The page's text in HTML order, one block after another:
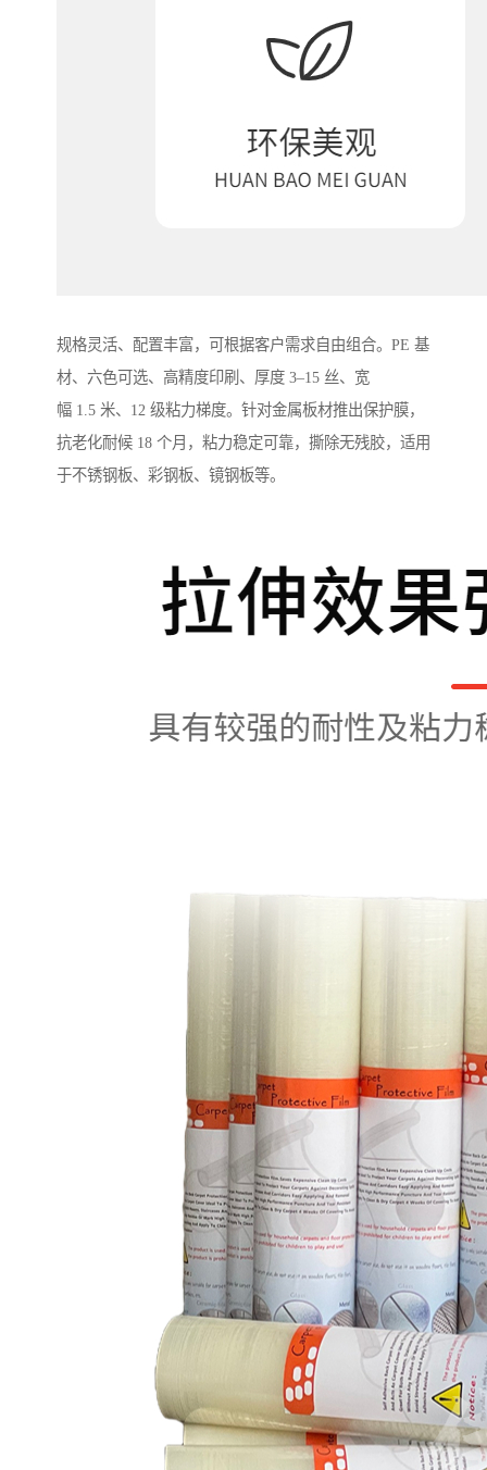
规格灵活、配置丰富，可根据客户需求自由组合。PE 基
材、六色可选、高精度印刷、厚度 3–15 丝、宽
幅 1.5 米、12 级粘力梯度。针对金属板材推出保护膜，
抗老化耐候 18 个月，粘力稳定可靠，撕除无残胶，适用
于不锈钢板、彩钢板、镜钢板等。